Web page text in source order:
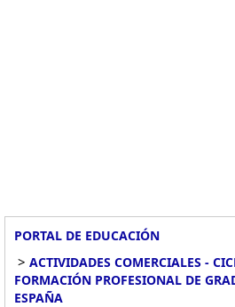
PORTAL DE EDUCACIÓN
> ACTIVIDADES COMERCIALES -
FORMACIÓN PROFESIONAL DE
ESPAÑA